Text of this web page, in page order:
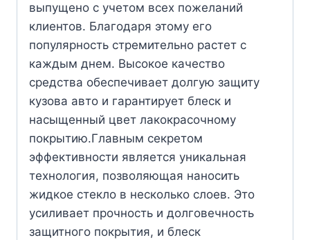
выпущено с учетом всех пожеланий
клиентов. Благодаря этому его
популярность стремительно растет с
каждым днем. Высокое качество
средства обеспечивает долгую защиту
кузова авто и гарантирует блеск и
насыщенный цвет лакокрасочному
покрытию.Главным секретом
эффективности является уникальная
технология, позволяющая наносить
жидкое стекло в несколько слоев. Это
усиливает прочность и долговечность
защитного покрытия, и блеск